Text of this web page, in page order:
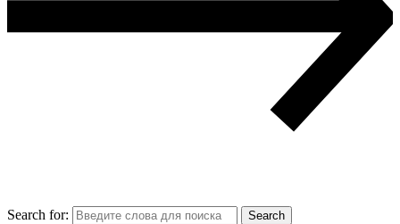
Search for: Search